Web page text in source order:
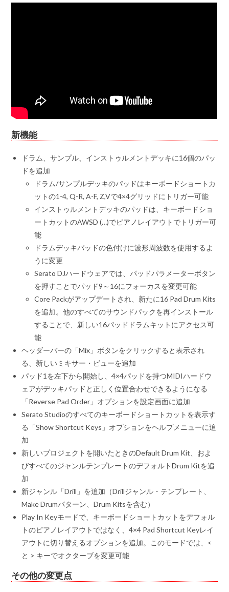
新機能
ドラム、サンプル、インストゥルメントデッキに16個のパッ
ドを追加
ドラム/サンプルデッキのパッドはキーボードショートカ
ットの1-4, Q-R, A-F, Z,Vで4×4グリッドにトリガー可能
インストゥルメントデッキのパッドは、キーボードショ
ートカットのAWSD (…)でピアノレイアウトでトリガー可
能
ドラムデッキパッドの色付けに波形周波数を使用するよ
うに変更
Serato DJハードウェアでは、パッドパラメーターボタン
を押すことでパッド9～16にフォーカスを変更可能
Core Packがアップデートされ、新たに16 Pad Drum Kits
を追加。他のすべてのサウンドパックを再インストール
することで、新しい16パッドドラムキットにアクセス可
能
ヘッダーバーの「Mix」ボタンをクリックすると表示され
る、新しいミキサー・ビューを追加
パッド1を左下から開始し、4×4パッドを持つMIDIハードウ
ェアがデッキパッドと正しく位置合わせできるようになる
「Reverse Pad Order」オプションを設定画面に追加
Serato Studioのすべてのキーボードショートカットを表示す
る「Show Shortcut Keys」オプションをヘルプメニューに追
加
新しいプロジェクトを開いたときのDefault Drum Kit、およ
びすべてのジャンルテンプレートのデフォルトDrum Kitを追
加
新ジャンル「Drill」を追加（Drillジャンル・テンプレート、
Make Drumパターン、Drum Kitsを含む）
Play In Keyモードで、キーボードショートカットをデフォル
トのピアノレイアウトではなく、4×4 Pad Shortcut Keyレイ
アウトに切り替えるオプションを追加。このモードでは、<
と > キーでオクターブを変更可能
その他の変更点